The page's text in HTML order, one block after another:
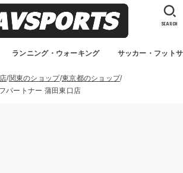
ランニング・ウォーキング サッカー・フット
SEARCH
関東のショップ 東京都のショップ
パートナー 蒲田東口店